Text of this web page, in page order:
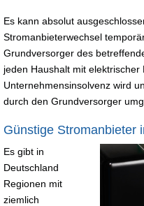
Es kann absolut
Stromanbieterwechsel
Grundversorger des
jeden Haushalt mit
Unternehmensinsolvenz wird
durch den Grundversorger
Günstige Stromanbieter
Es gibt in
Deutschland
Regionen mit
ziemlich